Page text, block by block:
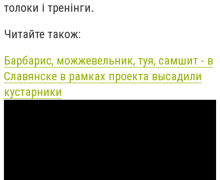
толоки і тренінги.
Читайте також:
Барбарис, можжевельник, туя, самшит - в
Славянске в рамках проекта высадили
кустарники